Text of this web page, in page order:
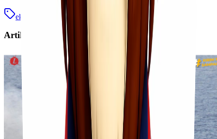
ekspedisi cargo murah
Artikel Terkait